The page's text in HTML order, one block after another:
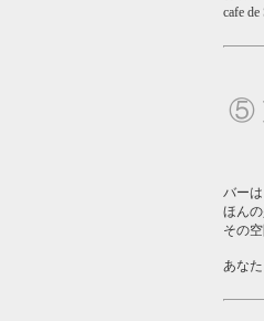
cafe
⑤
バー
ほん
その
あな